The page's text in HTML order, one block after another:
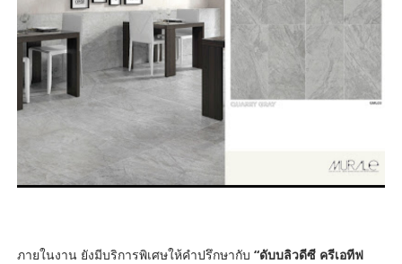
ภายในงาน ยังมีบริการพิเศษให้คำปรึกษากับ “ดับบลิวดีซี ครีเอทีฟ